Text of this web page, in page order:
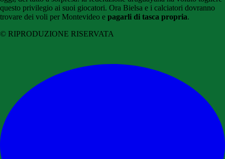
questo privilegio ai suoi giocatori. Ora Bielsa e i calciatori dovranno
trovare dei voli per Montevideo e pagarli di tasca propria.
© RIPRODUZIONE RISERVATA